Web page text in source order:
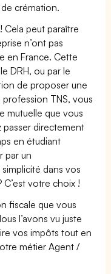
crémation.
Cela peut paraître
n’ont pas
en France. Cette
DRH, ou par le
de proposer une
profession TNS, vous
mutuelle que vous
passer directement
en étudiant
par un
dans vos
votre choix !
fiscale que vous
l’avons vu juste
vos impôts tout en
métier Agent /